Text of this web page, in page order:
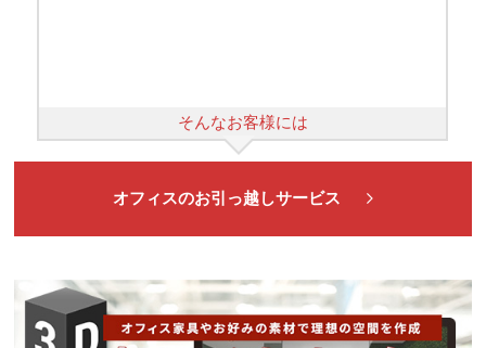
そんなお客様には
オフィスのお引っ越しサービス